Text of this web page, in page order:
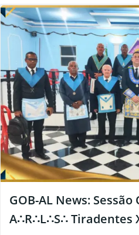
GOB-AL News:
A∴R∴L∴S∴ Tiradentes